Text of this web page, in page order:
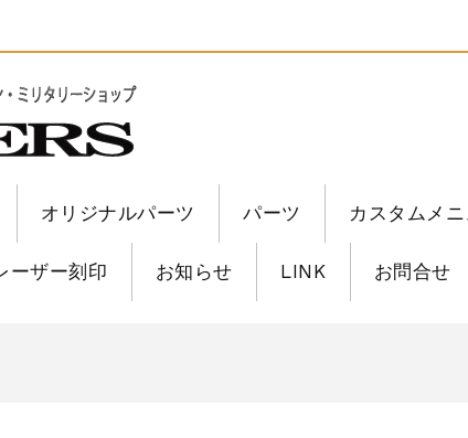
オリジナルパーツ パーツ カスタムメ
ーザー刻印 お知らせ LINK お問合せ